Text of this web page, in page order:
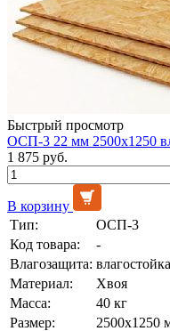
Быстрый просмотр
ОСП-3 22 мм 2500х1250
1 875 руб.
В корзину
Тип:
ОСП-3
Код товара:
-
Влагозащита:
Материал:
Хвоя
Масса:
40 кг
Размер:
2500х1250